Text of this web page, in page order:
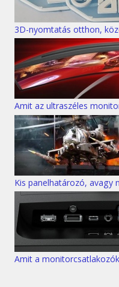
3D-nyomtatás otthon,
Amit az ultraszéles
Kis panelhatározó, avagy
Amit a